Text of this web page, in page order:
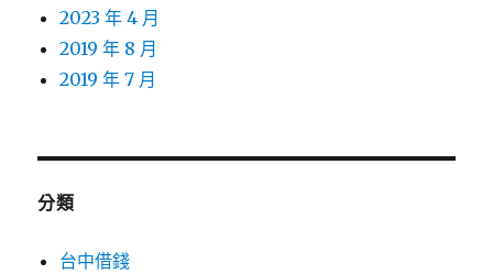
2023 年 4 月
2019 年 8 月
2019 年 7 月
分類
台中借錢